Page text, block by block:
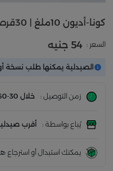
كونا-أديون 10ملغ | 30قرص
السعر : 54 جنيه
الصيدلية يمكنها طلب نسخة
زمن التوصيل : خلال 30-60 دقيقة
يُباع بواسطة : أقرب
يمكنك استبدال أو استرجاع